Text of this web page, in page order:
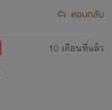
ตอบกลับ
10 เดือนที่แล้ว